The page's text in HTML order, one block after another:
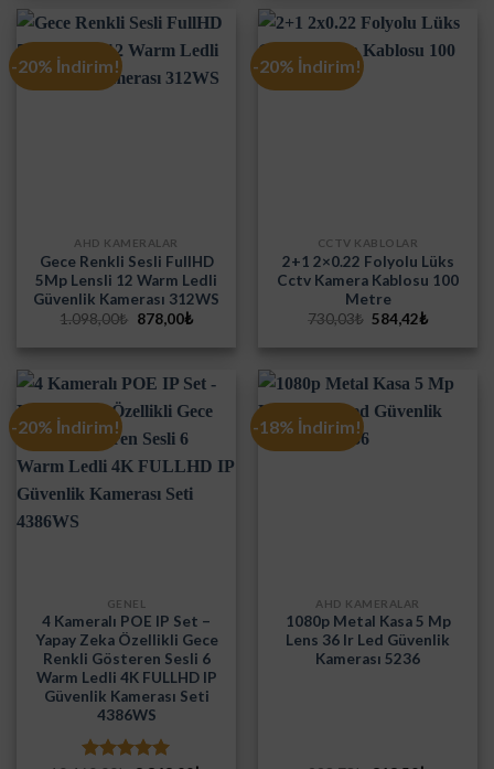
-20% İndirim!
AHD KAMERALAR
Gece Renkli Sesli FullHD
5Mp Lensli 12 Warm Ledli
Güvenlik Kamerası 312WS
1.098,00₺ Orijinal
fiyat:
1.098,00₺.
878,00₺Şu
fiyat:
-20% İndirim!
CCTV KABLOLAR
2+1 2×0.22 Folyolu Lüks
Cctv Kamera Kablosu 100
Metre
730,03₺ Orijinal
fiyat:
730,03₺.
584,42₺Şu
fiyat:
-20% İndirim!
GENEL
4 Kameralı POE IP Set –
Yapay Zeka Özellikli Gece
Renkli Gösteren Sesli 6
Warm Ledli 4K FULLHD IP
Güvenlik Kamerası Seti
4386WS
-18% İndirim!
AHD KAMERALAR
1080p Metal Kasa 5 Mp
Lens 36 Ir Led Güvenlik
Kamerası 5236